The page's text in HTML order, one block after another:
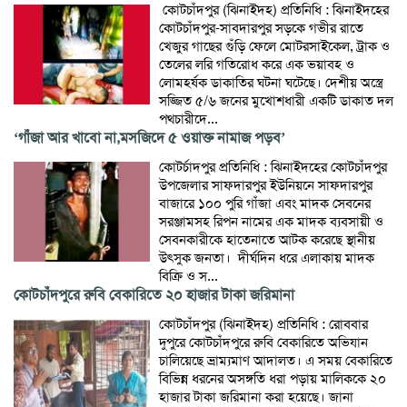
​ কোটচাঁদপুর (ঝিনাইদহ) প্রতিনিধি : ঝিনাইদহের
কোটচাঁদপুর-সাবদারপুর সড়কে গভীর রাতে
খেজুর গাছের গুঁড়ি ফেলে মোটরসাইকেল, ট্রাক ও
তেলের লরি গতিরোধ করে এক ভয়াবহ ও
লোমহর্ষক ডাকাতির ঘটনা ঘটেছে। দেশীয় অস্ত্রে
সজ্জিত ৫/৬ জনের মুখোশধারী একটি ডাকাত দল
পথচারীদে...
‘গাঁজা আর খাবো না,মসজিদে ৫ ওয়াক্ত নামাজ পড়ব’
কোটর্চাদপুর প্রতিনিধি : ঝিনাইদহের কোটচাঁদপুর
উপজেলার সাফদারপুর ইউনিয়নে সাফদারপুর
বাজারে ১০০ পুরি গাঁজা এবং মাদক সেবনের
সরঞ্জামসহ রিপন নামের এক মাদক ব্যবসায়ী ও
সেবনকারীকে হাতেনাতে আটক করেছে স্থানীয়
উৎসুক জনতা। ​ ​দীর্ঘদিন ধরে এলাকায় মাদক
বিক্রি ও স...
কোটচাঁদপুরে রুবি বেকারিতে ২০ হাজার টাকা জরিমানা
কোটচাঁদপুর (ঝিনাইদহ) প্রতিনিধি : রোববার
দুপুরে কোটচাঁদপুরে রুবি বেকারিতে অভিযান
চালিয়েছে ভ্রাম্যমাণ আদালত। এ সময় বেকারিতে
বিভিন্ন ধরনের অসঙ্গতি ধরা পড়ায় মালিককে ২০
হাজার টাকা জরিমানা করা হয়েছে। জানা